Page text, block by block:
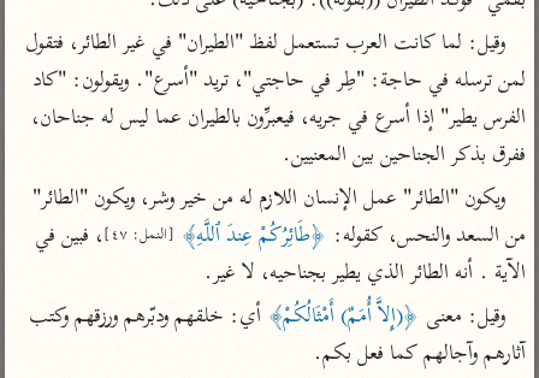
تفسير مكّي
محاسن التأويل
للقاسمي
تفسير الثعالبي
تفسير السمرقندي
تفسير الثعلبي
عطية
البحر المحيط لأبي
حيان
البسيط للواحدي
تفسير أبي السعود
الكشاف للزمخشري
آثار
موسوعة التفسير
المأثور
الدر المنثور
تفسير ابن أبي حاتم
تفسير قتادة
ففرق بذكر الجناحين بين المعنيين.
من السعد والنحس، كقوله: ﴿طَائِرُكُمْ عِندَ ٱللَّهِ﴾ [النمل: ٤٧]
الآية . أنه الطائر الذي يطير بجناحيه، لا غير.
وقيل: معنى ﴿(إِلاَّ أُمَمٌ) أَمْثَالُكُمْ﴾
آثارهم وآجالهم كما فعل بكم.